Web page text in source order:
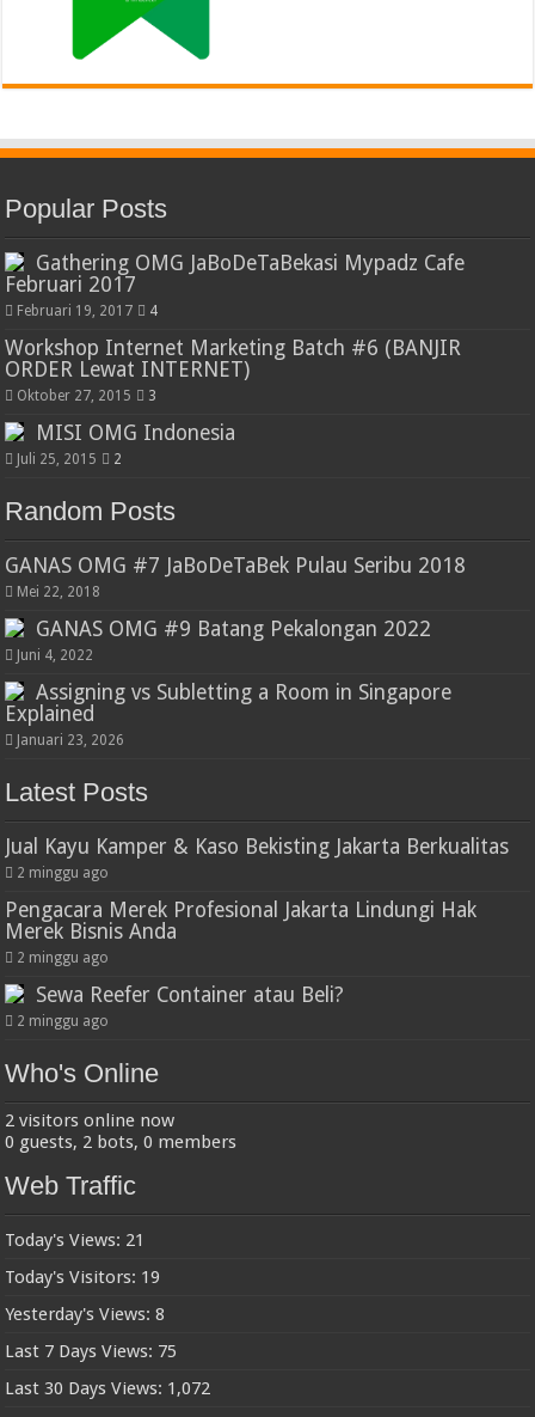
Popular Posts
Gathering OMG JaBoDeTaBekasi Mypadz Cafe
Februari 2017
Februari 19, 2017 4
Workshop Internet Marketing Batch #6 (BANJIR
ORDER Lewat INTERNET)
Oktober 27, 2015 3
MISI OMG Indonesia
Juli 25, 2015 2
Random Posts
GANAS OMG #7 JaBoDeTaBek Pulau Seribu 2018
Mei 22, 2018
GANAS OMG #9 Batang Pekalongan 2022
Juni 4, 2022
Assigning vs Subletting a Room in Singapore
Explained
Januari 23, 2026
Latest Posts
Jual Kayu Kamper & Kaso Bekisting Jakarta Berkualitas
2 minggu ago
Pengacara Merek Profesional Jakarta Lindungi Hak
Merek Bisnis Anda
2 minggu ago
Sewa Reefer Container atau Beli?
2 minggu ago
Who's Online
2 visitors online now
0 guests, 2 bots, 0 members
Web Traffic
Today's Views: 21
Today's Visitors: 19
Yesterday's Views:8
Last 7 Days Views: 75
Last 30 Days Views: 1,072